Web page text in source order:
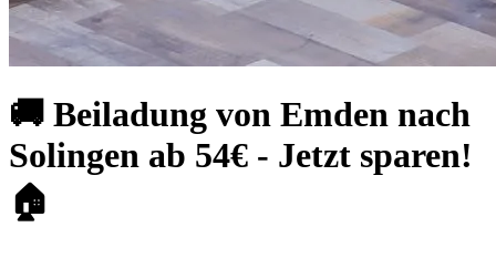
🚚 Beiladung von Emden nach
Solingen ab 54€ - Jetzt sparen!
🏠